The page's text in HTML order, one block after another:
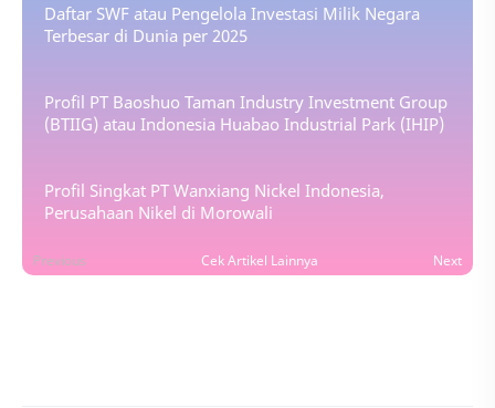
Daftar SWF atau Pengelola Investasi Milik Negara
Terbesar di Dunia per 2025
Profil PT Baoshuo Taman Industry Investment Group
(BTIIG) atau Indonesia Huabao Industrial Park (IHIP)
Profil Singkat PT Wanxiang Nickel Indonesia,
Perusahaan Nikel di Morowali
Previous Next
Cek Artikel Lainnya